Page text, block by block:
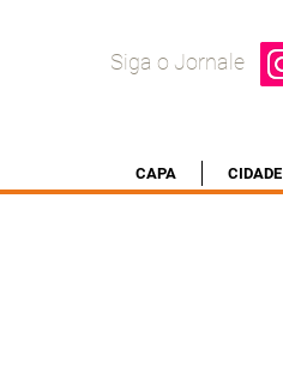
Siga o Jornale
CAPA CIDADE